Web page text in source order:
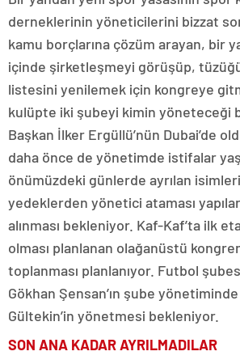
derneklerinin yöneticilerini bizzat
kamu borçlarına çözüm arayan, bir
içinde şirketleşmeyi görüşüp,
listesini yenilemek için kongreye
kulüpte iki şubeyi kimin yöneteceği
Başkan İlker Ergüllü’nün Dubai’de
daha önce de yönetimde istifalar
önümüzdeki günlerde ayrılan
yedeklerden yönetici ataması
alınması bekleniyor. Kaf-Kaf’ta ilk
olması planlanan olağanüstü
toplanması planlanıyor. Futbol
Gökhan Şensan’ın şube
Gültekin’in yönetmesi bekleniyor.
SON ANA KADAR AYRILMADILAR